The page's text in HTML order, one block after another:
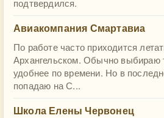
подтвердился.
Авиакомпания Смартавиа
По работе часто приходится
Архангельском. Обычно выбираю
удобнее по времени. Но в
попадаю на С...
Школа Елены Червонец